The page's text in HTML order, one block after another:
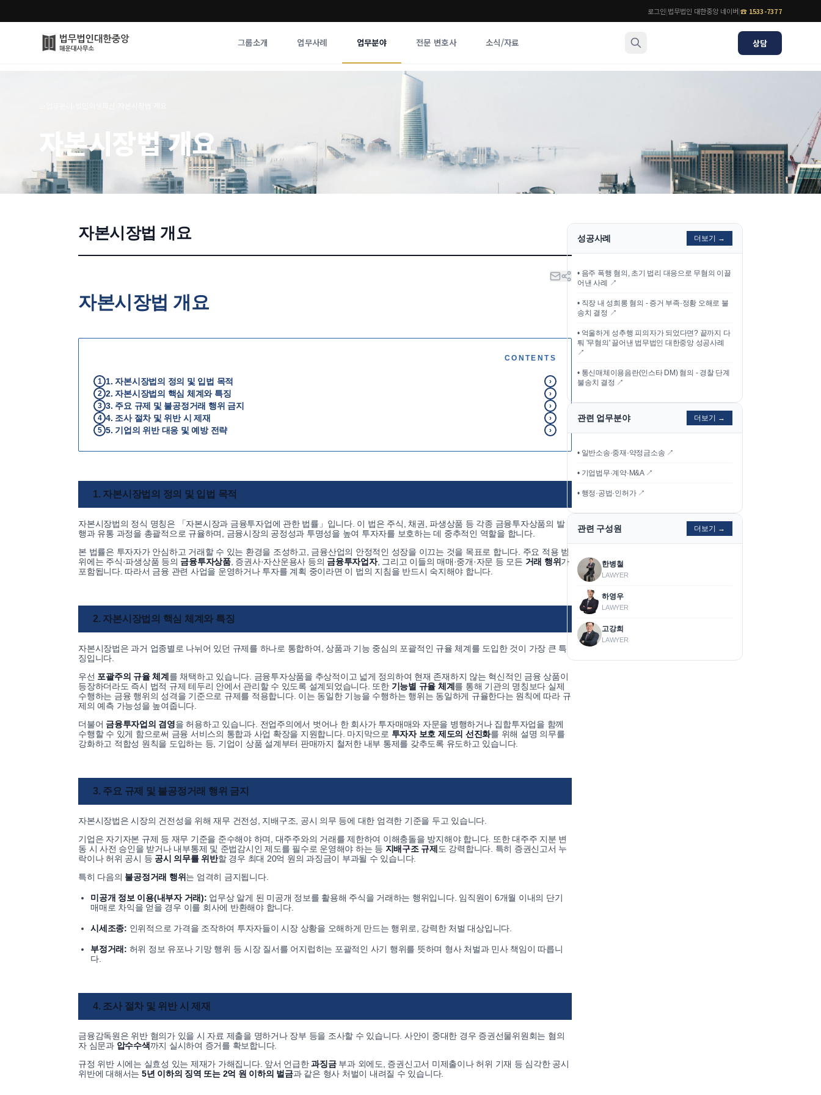
로그인|법무법인 대한중앙 네이버|☎ 1533-7377
그룹소개 업무사례 업무분야 전문 변호사 소식/자료 상담
통합검색
사례분석/최신동향
법률정보
법률지식인
법률 블로그
법률서식
뉴스레터/브로슈어
자본시장법 개요
자본시장법 개요
자본시장법 개요
CONTENTS
1 1. 자본시장법의 정의 및 입법 목적
›
2 2. 자본시장법의 핵심 체계와 특징
›
3 3. 주요 규제 및 불공정거래 행위 금지
›
4 4. 조사 절차 및 위반 시 제재
›
5 5. 기업의 위반 대응 및 예방 전략 ›
1. 자본시장법의 정의 및 입법 목적
자본시장법의 정식 명칭은 「자본시장과 금융투자업에 관한 법률」입니다. 이 법은 주식, 채권, 파생상품 등 각종 금융투자상품의 발
행과 유통 과정을 총괄적으로 규율하며, 금융시장의 공정성과 투명성을 높여 투자자를 보호하는 데 중추적인 역할을 합니다.
본 법률은 투자자가 안심하고 거래할 수 있는 환경을 조성하고, 금융산업의 안정적인 성장을 이끄는 것을 목표로 합니다. 주요 적용 범
위에는 주식·파생상품 등의 금융투자상품, 증권사·자산운용사 등의 금융투자업자, 그리고 이들의 매매·중개·자문 등 모든 거래 행위가
포함됩니다. 따라서 금융 관련 사업을 운영하거나 투자를 계획 중이라면 이 법의 지침을 반드시 숙지해야 합니다.
2. 자본시장법의 핵심 체계와 특징
자본시장법은 과거 업종별로 나뉘어 있던 규제를 하나로 통합하여, 상품과 기능 중심의 포괄적인 규율 체계를 도입한 것이 가장 큰 특
징입니다.
우선 포괄주의 규율 체계 를 채택하고 있습니다. 금융투자상품을 추상적이고 넓게 정의하여 현재 존재하지 않는 혁신적인 금융 상품이
등장하더라도 즉시 법적 규제 테두리 안에서 관리할 수 있도록 설계되었습니다. 또한 기능별 규율 체계 를 통해 기관의 명칭보다 실제
수행하는 금융 행위의 성격을 기준으로 규제를 적용합니다. 이는 동일한 기능을 수행하는 행위는 동일하게 규율한다는 원칙에 따라 규
제의 예측 가능성을 높여줍니다.
더불어 금융투자업의 겸영을 허용하고 있습니다. 전업주의에서 벗어나 한 회사가 투자매매와 자문을 병행하거나 집합투자업을 함께
수행할 수 있게 함으로써 금융 서비스의 통합과 사업 확장을 지원합니다. 마지막으로 투자자 보호 제도의 선진화를 위해 설명 의무를
강화하고 적합성 원칙을 도입하는 등, 기업이 상품 설계부터 판매까지 철저한 내부 통제를 갖추도록 유도하고 있습니다.
3. 주요 규제 및 불공정거래 행위 금지
자본시장법은 시장의 건전성을 위해 재무 건전성, 지배구조, 공시 의무 등에 대한 엄격한 기준을 두고 있습니다.
기업은 자기자본 규제 등 재무 기준을 준수해야 하며, 대주주와의 거래를 제한하여 이해충돌을 방지해야 합니다. 또한 대주주 지분 변
동 시 사전 승인을 받거나 내부통제 및 준법감시인 제도를 필수로 운영해야 하는 등 지배구조 규제 도 강력합니다. 특히 증권신고서 누
락이나 허위 공시 등 공시 의무를 위반할 경우 최대 20억 원의 과징금이 부과될 수 있습니다.
특히 다음의 불공정거래 행위는 엄격히 금지됩니다.
미공개 정보 이용(내부자 거래): 업무상 알게 된 미공개 정보를 활용해 주식을 거래하는 행위입니다. 임직원이 6개월 이내의 단기
매매로 차익을 얻을 경우 이를 회사에 반환해야 합니다.
시세조종: 인위적으로 가격을 조작하여 투자자들이 시장 상황을 오해하게 만드는 행위로, 강력한 처벌 대상입니다.
부정거래: 허위 정보 유포나 기망 행위 등 시장 질서를 어지럽히는 포괄적인 사기 행위를 뜻하며 형사 처벌과 민사 책임이 따릅니
다.
4. 조사 절차 및 위반 시 제재
금융감독원은 위반 혐의가 있을 시 자료 제출을 명하거나 장부 등을 조사할 수 있습니다. 사안이 중대한 경우 증권선물위원회는 혐의
자 심문과 압수수색까지 실시하여 증거를 확보합니다.
규정 위반 시에는 실효성 있는 제재가 가해집니다. 앞서 언급한과징금부과 외에도, 증권신고서 미제출이나 허위 기재 등 심각한 공시
위반에 대해서는 5년 이하의 징역 또는 2억 원 이하의 벌금과 같은 형사 처벌이 내려질 수 있습니다.
성공사례 더보기 →
• 음주 폭행 혐의, 초기 법리 대응으로 무혐의 이끌
어낸 사례
↗
• 직장 내 성희롱 혐의 - 증거 부족·정황 오해로 불
송치 결정 ↗
• 억울하게 성추행 피의자가 되었다면? 끝까지 다
퉈 '무혐의' 끌어낸 법무법인 대한중앙 성공사례
↗
• 통신매체이용음란(인스타 DM) 혐의 - 경찰 단계
불송치 결정 ↗
관련 업무분야 더보기 →
• 일반소송·중재·약정금소송 ↗
• 기업법무·계약·M&A ↗
• 행정·공법·인허가 ↗
관련 구성원 더보기 →
한병철
LAWYER
하영우
LAWYER
고강희
LAWYER